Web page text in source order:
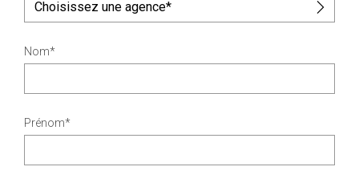
Nom*
Prénom*